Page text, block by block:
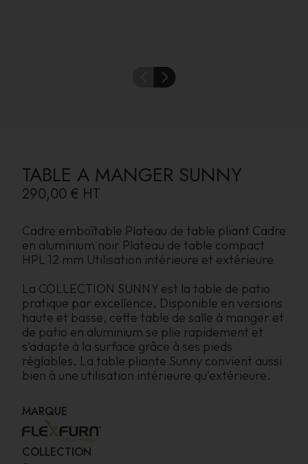
TABLE A MANGER SUNNY
290,00 € HT
Cadre emboîtable Plateau de table pliant Cadre
en aluminium noir Plateau de table compact
HPL 12 mm Utilisation intérieure et extérieure
La COLLECTION SUNNY est la table de patio
pratique par excellence. Disponible en versions
haute et basse, cette table de salle à manger et
de patio en aluminium se plie rapidement et
s'adapte à la surface grâce à ses pieds
réglables. La table pliante Sunny convient aussi
bien à une utilisation intérieure qu'extérieure.
MARQUE
COLLECTION